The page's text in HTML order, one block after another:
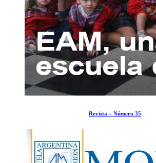
Revista – Número 35